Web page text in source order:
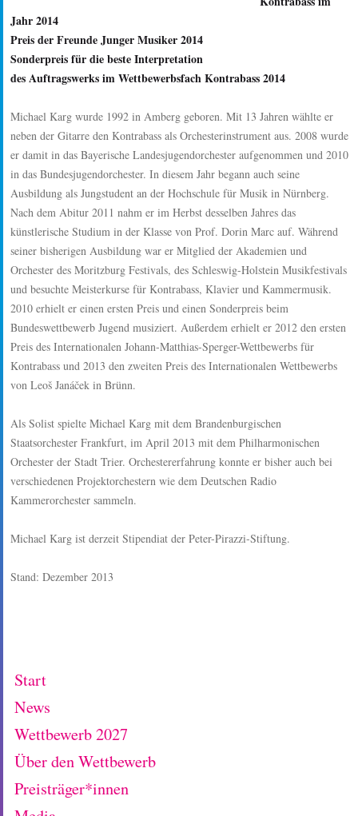
Jahr 2014
Preis der Freunde Junger Musiker 2014
Sonderpreis für die beste Interpretation
des Auftragswerks im Wettbewerbsfach Kontrabass2014
Michael Karg wurde 1992 in Amberg geboren. Mit 13 Jahren wählte er
neben der Gitarre den Kontrabass als Orchesterinstrument aus. 2008 wurde
er damit in das Bayerische Landesjugendorchester aufgenommen und 2010
in das Bundesjugendorchester. In diesem Jahr begann auch seine
Ausbildung als Jungstudent an der Hochschule für Musik in Nürnberg.
Nach dem Abitur 2011 nahm er im Herbst desselben Jahres das
künstlerische Studium in der Klasse von Prof. Dorin Marc auf. Während
seiner bisherigen Ausbildung war er Mitglied der Akademien und
Orchester des Moritzburg Festivals, des Schleswig-Holstein Musikfestivals
und besuchte Meisterkurse für Kontrabass, Klavier und Kammermusik.
2010 erhielt er einen ersten Preis und einen Sonderpreis beim
Bundeswettbewerb Jugend musiziert. Außerdem erhielt er 2012 den ersten
Preis des Internationalen Johann-Matthias-Sperger-Wettbewerbs für
Kontrabass und 2013 den zweiten Preis des Internationalen Wettbewerbs
von Leoš Janáček in Brünn.
Als Solist spielte Michael Karg mit dem Brandenburgischen
Staatsorchester Frankfurt, im April 2013 mit dem Philharmonischen
Orchester der Stadt Trier. Orchestererfahrung konnte er bisher auch bei
verschiedenen Projektorchestern wie dem Deutschen Radio
Kammerorchester sammeln.
Michael Karg ist derzeit Stipendiat der Peter-Pirazzi-Stiftung.
Stand: Dezember 2013
Start
News
Wettbewerb 2027
Über den Wettbewerb
Preisträger*innen